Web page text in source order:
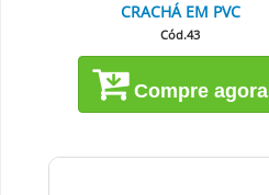
CRACHÁ EM PVC
Cód.43
Compre agora